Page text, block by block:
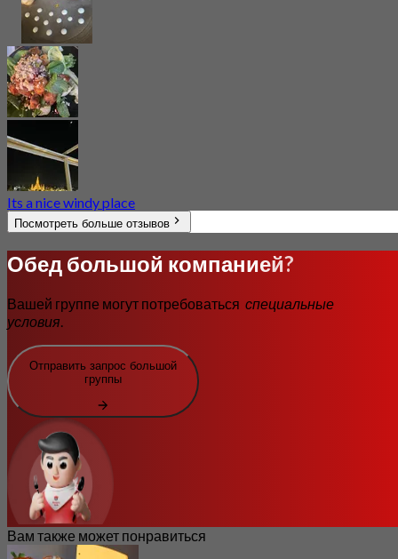
Its a nice windy place
Посмотреть больше отзывов
Обед большой компанией?
Вашей группе могут потребоваться специальные
условия.
Отправить запрос большой
группы
Вам также может понравиться